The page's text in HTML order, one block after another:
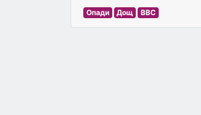
Опади Дощ BBC